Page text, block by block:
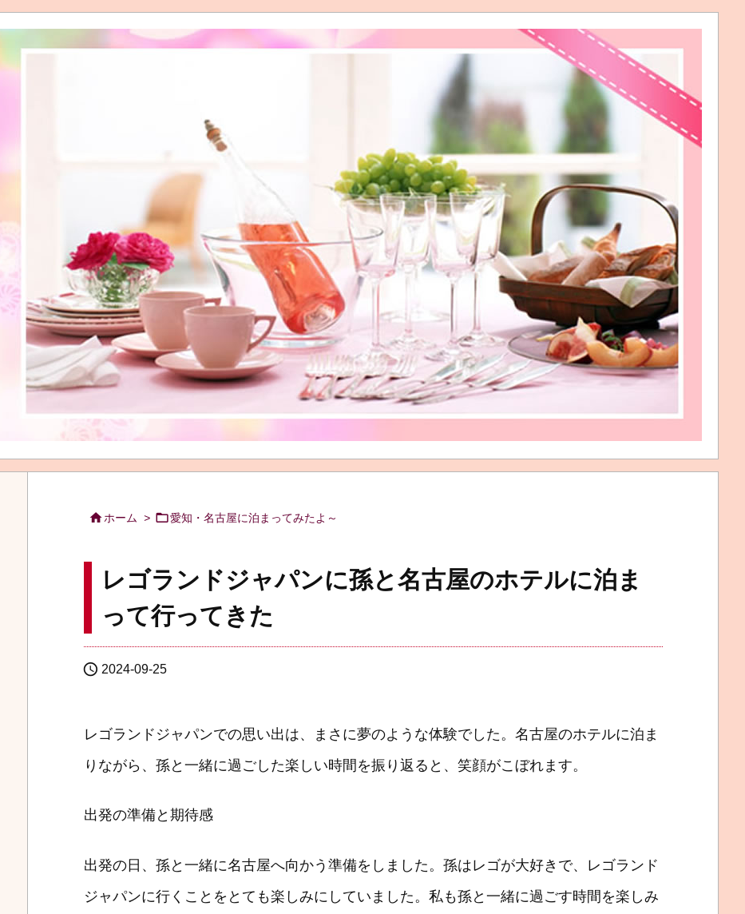
ホーム > 愛知・名古屋に泊まってみたよ～
レゴランドジャパンに孫と名古屋のホテルに泊ま
って行ってきた
 2024-09-25
レゴランドジャパンでの思い出は、まさに夢のような体験でした。名古屋のホテルに泊ま
りながら、孫と一緒に過ごした楽しい時間を振り返ると、笑顔がこぼれます。
出発の準備と期待感
出発の日、孫と一緒に名古屋へ向かう準備をしました。孫はレゴが大好きで、レゴランド
ジャパンに行くことをとても楽しみにしていました。私も孫と一緒に過ごす時間を楽しみ